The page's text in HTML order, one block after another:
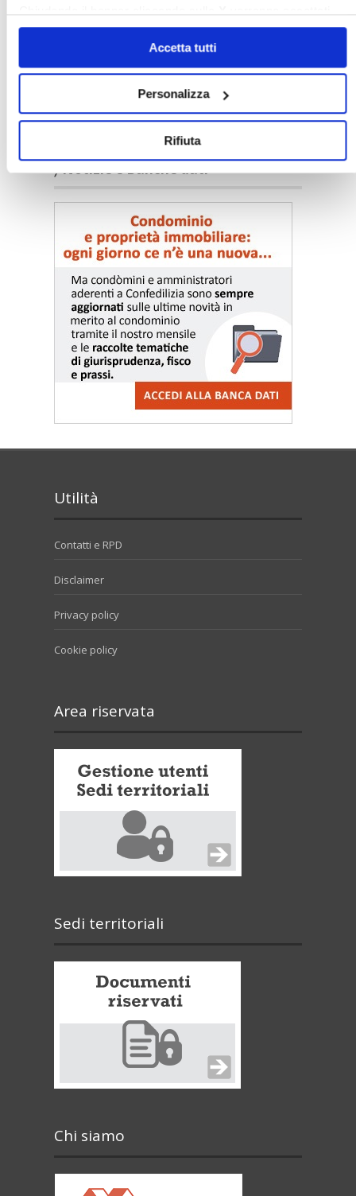
solo i cookie necessari.
Accetta tutti
Personalizza
Rifiuta
〉 Notizie e Banche dati
Utilità
Contatti e RPD
Disclaimer
Privacy policy
Cookie policy
Area riservata
Sedi territoriali
Chi siamo